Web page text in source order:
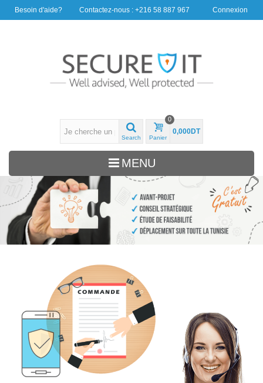
Besoin d'aide? Contactez-nous : +216 58 887 967 Connexion
Search Panier
0
0,000DT
MENU